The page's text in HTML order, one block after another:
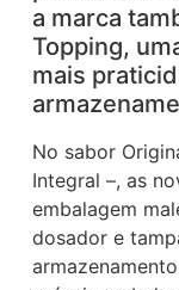
a marca
Topping,
mais
No sabor
Integral –, as
embalagem
dosador e